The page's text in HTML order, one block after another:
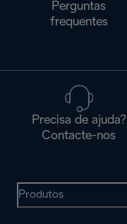
Perguntas
frequentes
Precisa de ajuda?
Contacte-nos
Produtos